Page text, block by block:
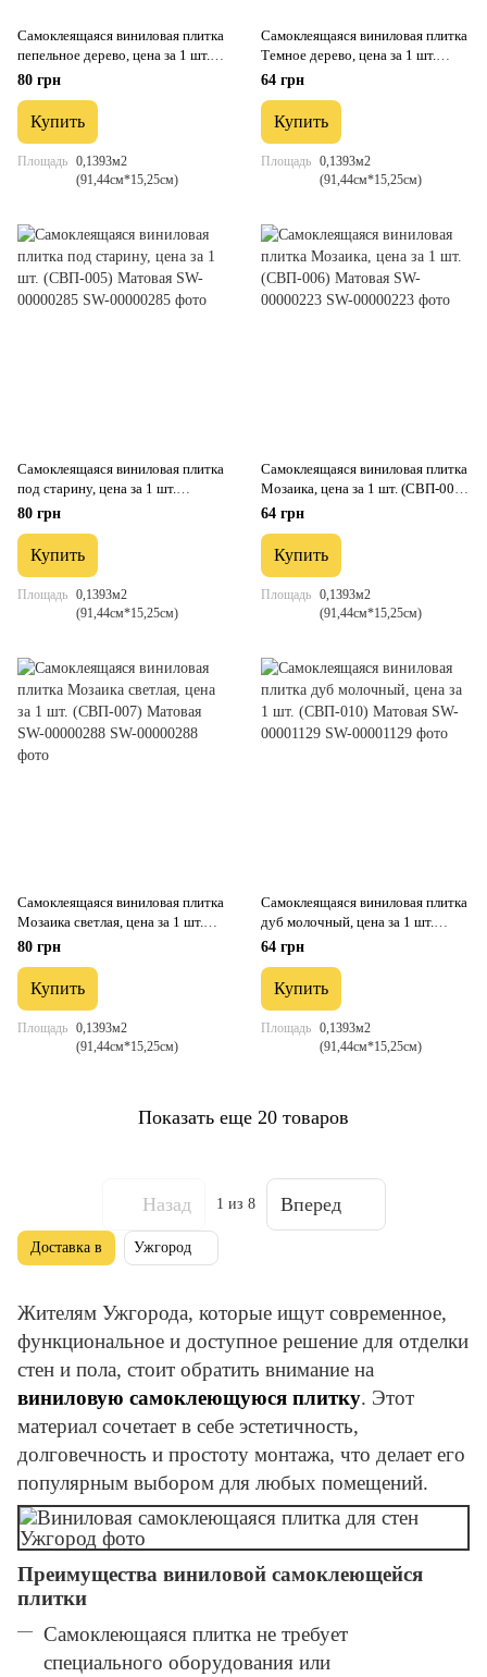
Самоклеящаяся виниловая плитка
пепельное дерево, цена за 1 шт.
(СВП-003) Матовая SW-
80 грн
Купить
Площадь 0,1393м2
(91,44см*15,25см)
Самоклеящаяся виниловая плитка
Темное дерево, цена за 1 шт.
(СВП-004) Матовая SW-
64 грн
Купить
Площадь 0,1393м2
(91,44см*15,25см)
Самоклеящаяся виниловая плитка
под старину, цена за 1 шт.
(СВП-005) Матовая SW-
80 грн
Купить
Площадь 0,1393м2
(91,44см*15,25см)
Самоклеящаяся виниловая плитка
Мозаика, цена за 1 шт. (СВП-006)
Матовая SW-00000223
64 грн
Купить
Площадь 0,1393м2
(91,44см*15,25см)
Самоклеящаяся виниловая плитка
Мозаика светлая, цена за 1 шт.
(СВП-007) Матовая SW-
80 грн
Купить
Площадь 0,1393м2
(91,44см*15,25см)
Самоклеящаяся виниловая плитка
дуб молочный, цена за 1 шт.
(СВП-010) Матовая SW-
64 грн
Купить
Площадь 0,1393м2
(91,44см*15,25см)
Показать еще 20 товаров
Назад 1 из 8 Вперед
Жителям Ужгорода, которые ищут современное,
функциональное и доступное решение для отделки
стен и пола, стоит обратить внимание на
виниловую самоклеющуюся плитку. Этот
материал сочетает в себе эстетичность,
долговечность и простоту монтажа, что делает его
популярным выбором для любых помещений.
Преимущества виниловой самоклеющейся
плитки
Самоклеющаяся плитка не требует
специального оборудования или
Доставка в Ужгород